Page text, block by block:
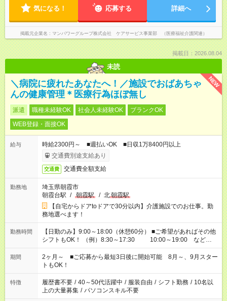
気になる！ 応募する 詳細へ
掲載元企業名 マンパワーグループ株式会社 ケアサービス事業部 （医療福祉介護関連）
掲載日：2026.08.04
未読
NEW
＼病院に疲れたあなたへ！／施設でおばあちゃ
んの健康管理＊医療行為ほぼ無し
派遣 職種未経験OK 社会人未経験OK
ブランクOK
WEB登録・面接OK
給与
時給2300円～ ■週払いOK ■日収1万8400円以上
交通費別途支給あり
交通費 交通費全額支給
勤務地
埼玉県朝霞市
朝霞台駅 / 朝霞駅 / 北朝霞駅
【自宅からドアtoドアで30分以内】介護施設でのお仕事。勤
務地選べます！
勤務時間
【日勤のみ】9:00～18:00（休憩60分） ■ご希望があればその他
シフトもOK！ （例）8:30～17:30 10:00～19:00 など
「家族とお休みを合わせたい」 「できれば残業はしたくない」
など、あなたのご希望に沿ったお仕事をご紹介します！ ※Wワ
ーク希望の方へ 今ご覧のお仕事で希望する勤務時間と、もう1つ
のお仕事の勤務時間。 合計で週40時間を超える場合は応募でき
ません
期間
2ヶ月～ ■ご応募から最短3日後に開始可能 8月～、9月スター
トもOK！
特徴 履歴書不要 / 40～50代活躍中 / 服装自由 / シフト勤務 / 10名以
上の大量募集 / パソコンスキル不要